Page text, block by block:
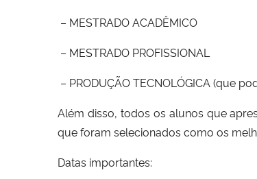
– MESTRADO ACADÊMICO
– MESTRADO PROFISSIONAL
– PRODUÇÃO TECNOLÓGICA (que
Além disso, todos os alunos que
que foram selecionados como os
Datas importantes: